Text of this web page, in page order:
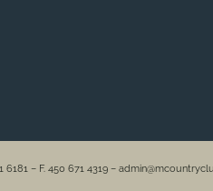
– F. 450 671 4319 –